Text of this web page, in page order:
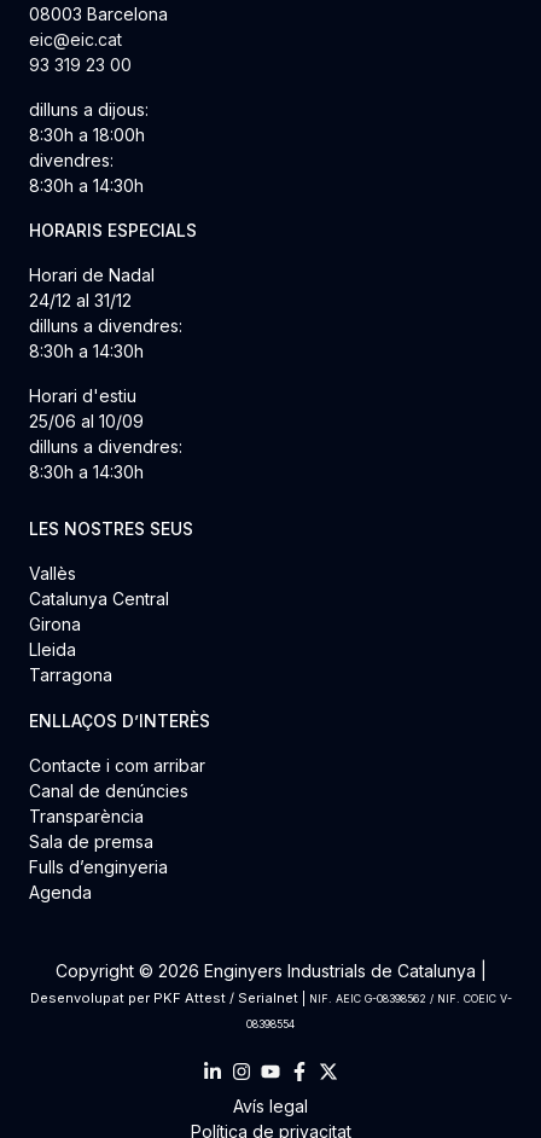
08003 Barcelona
eic@eic.cat
93 319 23 00
dilluns a dijous:
8:30h a 18:00h
divendres:
8:30h a 14:30h
HORARIS ESPECIALS
Horari de Nadal
24/12 al 31/12
dilluns a divendres:
8:30h a 14:30h
Horari d'estiu
25/06 al 10/09
dilluns a divendres:
8:30h a 14:30h
LES NOSTRES SEUS
Vallès
Catalunya Central
Girona
Lleida
Tarragona
ENLLAÇOS D’INTERÈS
Contacte i com arribar
Canal de denúncies
Transparència
Sala de premsa
Fulls d’enginyeria
Agenda
Copyright © 2026 Enginyers Industrials de Catalunya |
Desenvolupat per PKF Attest/ Serialnet|
NIF. AEIC G-08398562 / NIF. COEIC V-
08398554
Avís legal
Política de privacitat